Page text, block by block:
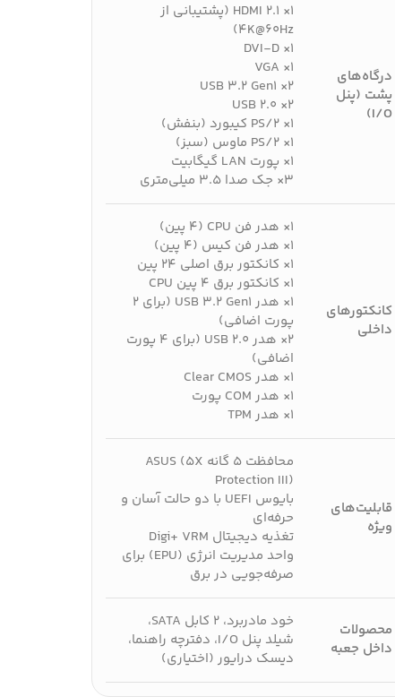
درگاه‌های
پشت (پنل
I/O)
۱× HDMI 2.1 (پشتیبانی از
4K@60Hz)
۱× DVI-D
۱× VGA
۲× USB 3.2 Gen1
۲× USB 2.0
۱× PS/2 کیبورد (بنفش)
۱× PS/2 ماوس (سبز)
۱× پورت LAN گیگابیت
۳× جک صدا ۳.۵ میلی‌متری
کانکتورهای
داخلی
۱× هدر فن CPU (۴ پین)
۱× هدر فن کیس (۴ پین)
۱× کانکتور برق اصلی ۲۴ پین
۱× کانکتور برق ۴ پین CPU
۱× هدر USB 3.2 Gen1 (برای ۲
پورت اضافی)
۲× هدر USB 2.0 (برای ۴ پورت
اضافی)
۱× هدر Clear CMOS
۱× هدر COM پورت
۱× هدر TPM
قابلیت‌های
ویژه
محافظت ۵ گانه ASUS (۵X
Protection III)
بایوس UEFI با دو حالت آسان و
حرفه‌ای
تغذیه دیجیتال Digi+ VRM
واحد مدیریت انرژی (EPU) برای
صرفه‌جویی در برق
محصولات
داخل جعبه
خود مادربرد، ۲ کابل SATA،
شیلد پنل I/O، دفترچه راهنما،
دیسک درایور (اختیاری)